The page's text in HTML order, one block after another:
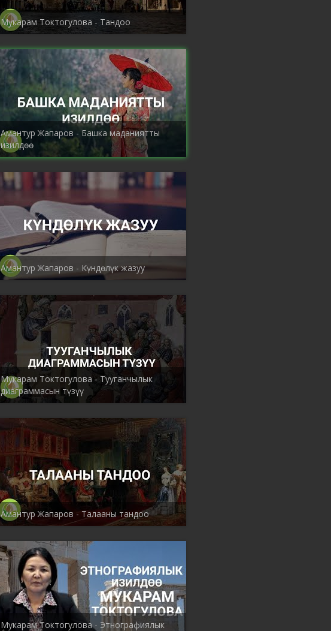
Мукарам Токтогулова - Тандоо
Амантур Жапаров - Башка маданиятты
изилдөө
Амантур Жапаров - Күндөлүк жазуу
Мукарам Токтогулова - Тууганчылык
диаграммасын түзүү
Амантур Жапаров - Талааны тандоо
Мукарам Токтогулова - Этнографиялык